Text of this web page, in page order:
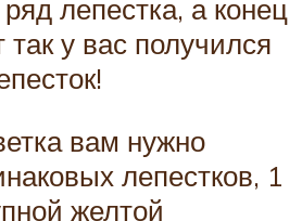
лепестка, а конец
так у вас получился
вам нужно
лепестков, 1
желтой